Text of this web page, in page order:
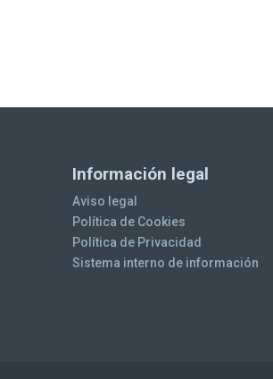
Información legal
Aviso legal
Política de Cookies
Política de Privacidad
Sistema interno de información